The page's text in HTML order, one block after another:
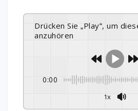
Drücken Sie „Play“, um diesen Inhalt
anzuhören
0:00
1x